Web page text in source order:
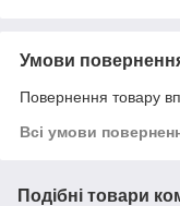
Умови
Повернення товару
Всі умови
Подібні товари